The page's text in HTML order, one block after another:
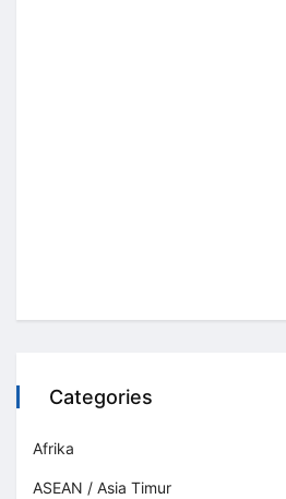
Categories
Afrika
ASEAN / Asia Timur